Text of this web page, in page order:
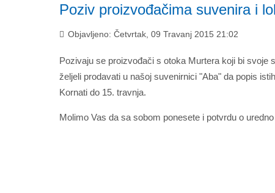
Poziv proizvođačima suvenira i
Objavljeno: Četvrtak, 09 Travanj 2015 21:02
Pozivaju se proizvođači s otoka Murtera koji bi svoje
željeli prodavati u našoj suvenirnici "Aba" da popis
Kornati do 15. travnja.
Molimo Vas da sa sobom ponesete i potvrdu o